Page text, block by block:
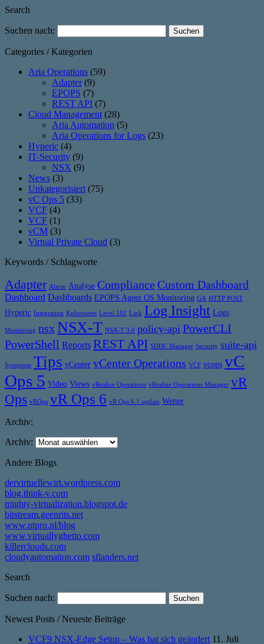
Search
Suchen nach:
Categories / Kategorien
Aria Operations (59)
Adapter (9)
EPOPS (7)
REST API (7)
Cloud Management (28)
Aria Automation (5)
Aria Operations for Logs (23)
Hyperic (4)
IT-Security (9)
NSX (9)
News (3)
Unkategorisiert (75)
vC Ops 5 (33)
VCF (4)
VCF (1)
vCM (3)
Virtual Private Cloud (3)
Keywords / Schlagworte
Adapter Alarm Analyse Compliance Custom Dashboard
Dashboard Dashboards EPOPS Agent OS Monitoring GA HTTP POST
Hyperic Integration Kubernetes Level 101 Link Log Insight Logs
Monitoring nsx NSX-T NSX-T 3.0 policy-api PowerCLI
PowerShell Reports REST API SDDC Manager Security suite-api
Symptom Tips vCenter vCenter Operations VCF vcops vC
Ops 5 Video Views vRealize Operations vRealize Operations Manager vR
Ops vROps vR Ops 6 vR Ops 6.1 update Wetter
Archiv:
Archiv:
Andere Blogs
dervirtuellewirt.wordpress.com
blog.think-v.com
mighty-virtualization.blogspot.de
bitstream.geenrits.net
www.ntpro.nl/blog
www.virtuallyghetto.com
killerclouds.com
cloudyautomation.com sflanders.net
Search
Suchen nach:
Newest Posts / Neueste Beiträge
VCF9 NSX-Edge Setup – Was hat sich geändert 11. Juli